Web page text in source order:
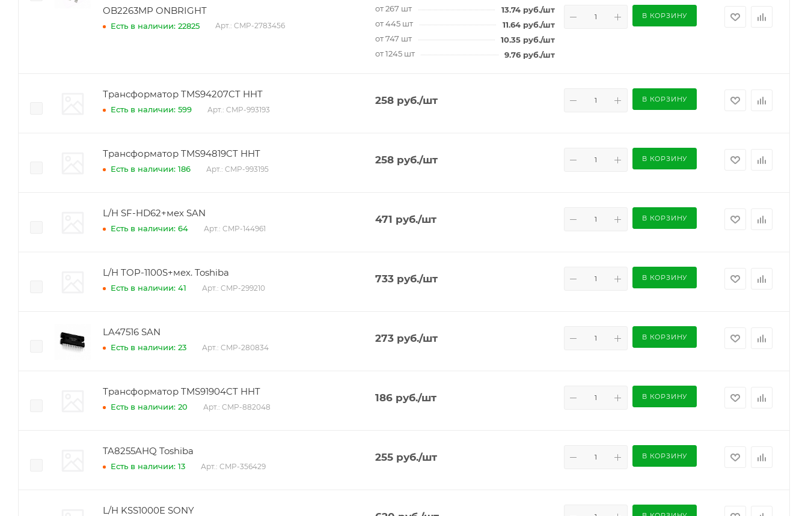
OB2263MP ONBRIGHT
Есть в наличии: 22825 Арт.: CMP-2783456
от 267 шт
13.74руб./шт
от 445 шт
11.64руб./шт
от 747 шт
10.35руб./шт
от 1245 шт
9.76руб./шт
В КОРЗИНУ
Трансформатор TMS94207CT HHT
Есть в наличии: 599 Арт.: CMP-993193
258руб./шт В КОРЗИНУ
Трансформатор TMS94819CT HHT
Есть в наличии: 186 Арт.: CMP-993195
258руб./шт В КОРЗИНУ
L/H SF-HD62+мех SAN
Есть в наличии: 64 Арт.: CMP-144961
471 руб./шт В КОРЗИНУ
L/H TOP-1100S+мех. Toshiba
Есть в наличии: 41 Арт.: CMP-299210
733руб./шт В КОРЗИНУ
LA47516 SAN
Есть в наличии: 23 Арт.: CMP-280834
273руб./шт В КОРЗИНУ
Трансформатор TMS91904CT HHT
Есть в наличии: 20 Арт.: CMP-882048
186руб./шт В КОРЗИНУ
TA8255AHQ Toshiba
Есть в наличии: 13 Арт.: CMP-356429
255руб./шт В КОРЗИНУ
L/H KSS1000E SONY